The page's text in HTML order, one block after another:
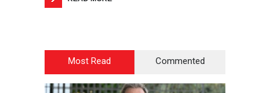
Most Read Commented